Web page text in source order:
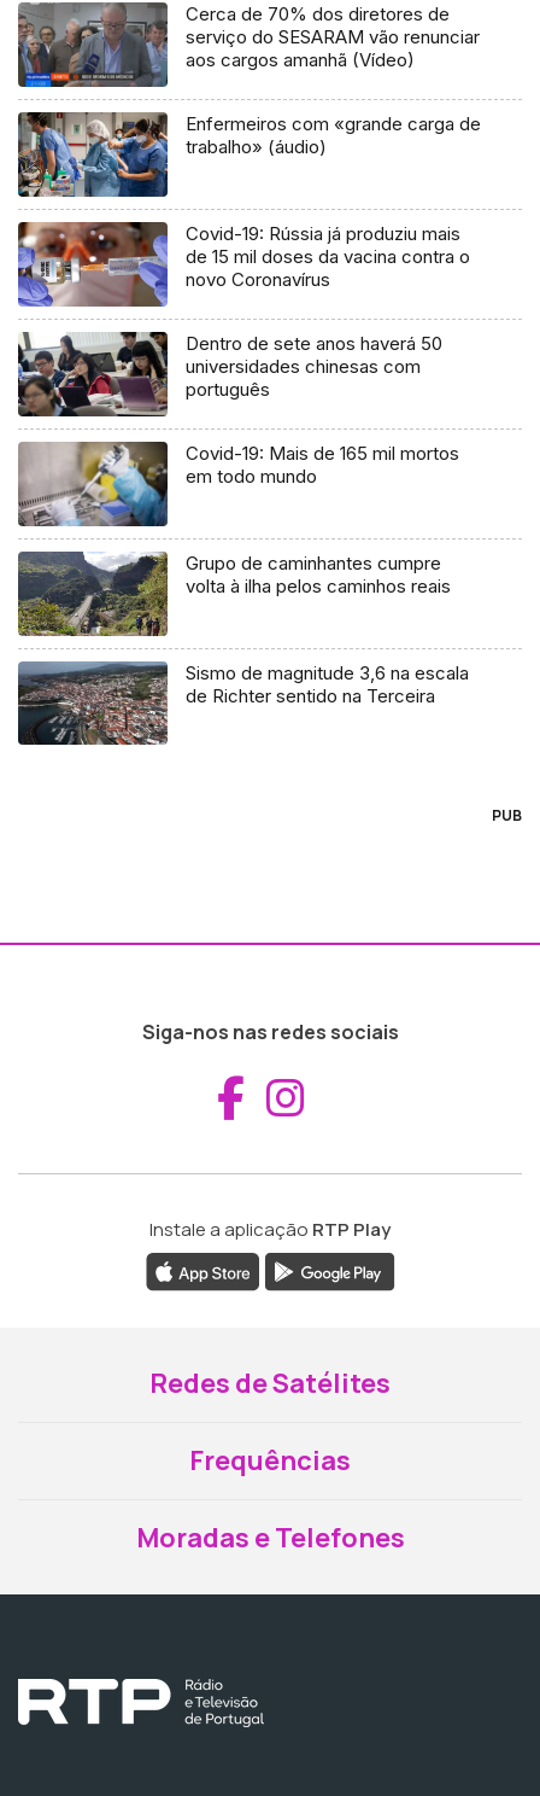
Cerca de 70% dos diretores de
serviço do SESARAM vão renunciar
aos cargos amanhã (Vídeo)
Enfermeiros com «grande carga de
trabalho» (áudio)
Covid-19: Rússia já produziu mais
de 15 mil doses da vacina contra o
novo Coronavírus
Dentro de sete anos haverá 50
universidades chinesas com
português
Covid-19: Mais de 165 mil mortos
em todo mundo
Grupo de caminhantes cumpre
volta à ilha pelos caminhos reais
Sismo de magnitude 3,6 na escala
de Richter sentido na Terceira
PUB
Siga-nos nas redes sociais
Aceder ao
Instale a aplicação RTP Play
Redes de Satélites
Frequências
Moradas e Telefones